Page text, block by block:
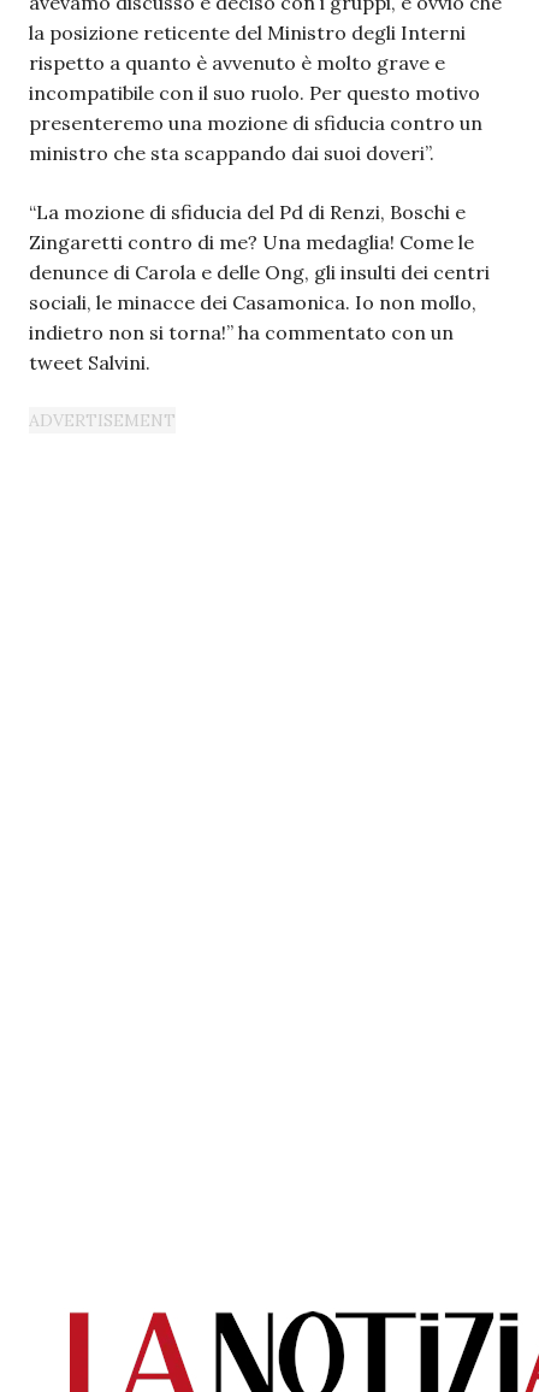
la posizione reticente del Ministro degli Interni
rispetto a quanto è avvenuto è molto grave e
incompatibile con il suo ruolo. Per questo motivo
presenteremo una mozione di sfiducia contro un
ministro che sta scappando dai suoi doveri”.
“La mozione di sfiducia del Pd di Renzi, Boschi e
Zingaretti contro di me? Una medaglia! Come le
denunce di Carola e delle Ong, gli insulti dei centri
sociali, le minacce dei Casamonica. Io non mollo,
indietro non si torna!” ha commentato con un
tweet Salvini.